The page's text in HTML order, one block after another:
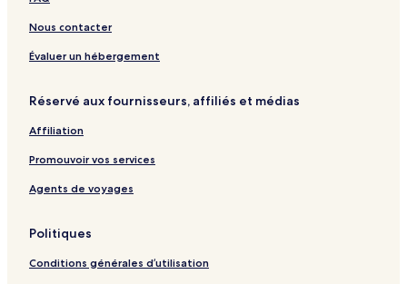
Nous contacter
Évaluer un hébergement
Réservé aux fournisseurs, affiliés et médias
Affiliation
Promouvoir vos services
Agents de voyages
Politiques
Conditions générales d’utilisation